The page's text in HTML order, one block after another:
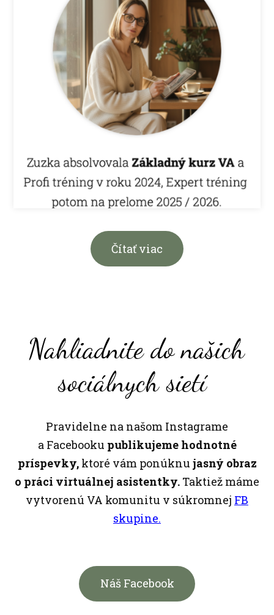
Čítať viac
Nahliadnite do našich
sociálnych sietí
Pravidelne na našom Instagrame
a Facebooku publikujeme hodnotné
príspevky,ktoré vám ponúknu jasný obraz
o práci virtuálnej asistentky. Taktiež máme
vytvorenú VA komunitu v súkromnej FB
skupine.
Náš Facebook